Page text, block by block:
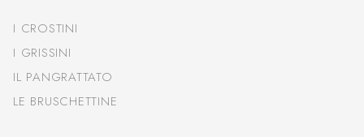
I CROSTINI
I GRISSINI
IL PANGRATTATO
LE BRUSCHETTINE